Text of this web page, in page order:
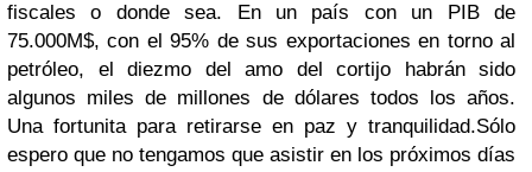
fiscales o donde sea. En un país con un PIB de
75.000M$, con el 95% de sus exportaciones en torno al
petróleo, el diezmo del amo del cortijo habrán sido
algunos miles de millones de dólares todos los años.
Una fortunita para retirarse en paz y tranquilidad.Sólo
espero que no tengamos que asistir en los próximos días